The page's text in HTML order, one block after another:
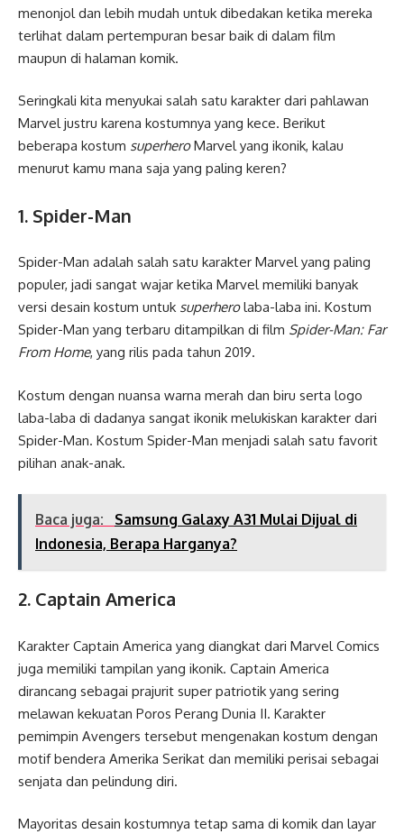
menonjol dan lebih mudah untuk dibedakan ketika mereka
terlihat dalam pertempuran besar baik di dalam film
maupun di halaman komik.
Seringkali kita menyukai salah satu karakter dari pahlawan
Marvel justru karena kostumnya yang kece. Berikut
beberapa kostum superheroMarvel yang ikonik, kalau
menurut kamu mana saja yang paling keren?
1. Spider-Man
Spider-Man adalah salah satu karakter Marvel yang paling
populer, jadi sangat wajar ketika Marvel memiliki banyak
versi desain kostum untuk superherolaba-laba ini. Kostum
Spider-Man yang terbaru ditampilkan di film Spider-Man: Far
From Home, yang rilis pada tahun 2019.
Kostum dengan nuansa warna merah dan biru serta logo
laba-laba di dadanya sangat ikonik melukiskan karakter dari
Spider-Man. Kostum Spider-Man menjadi salah satu favorit
pilihan anak-anak.
Baca juga:
Samsung Galaxy A31 Mulai Dijual di
Indonesia, Berapa Harganya?
2. Captain America
Karakter Captain America yang diangkat dari Marvel Comics
juga memiliki tampilan yang ikonik. Captain America
dirancang sebagai prajurit super patriotik yang sering
melawan kekuatan Poros Perang Dunia II. Karakter
pemimpin Avengers tersebut mengenakan kostum dengan
motif bendera Amerika Serikat dan memiliki perisai sebagai
senjata dan pelindung diri.
Mayoritas desain kostumnya tetap sama di komik dan layar